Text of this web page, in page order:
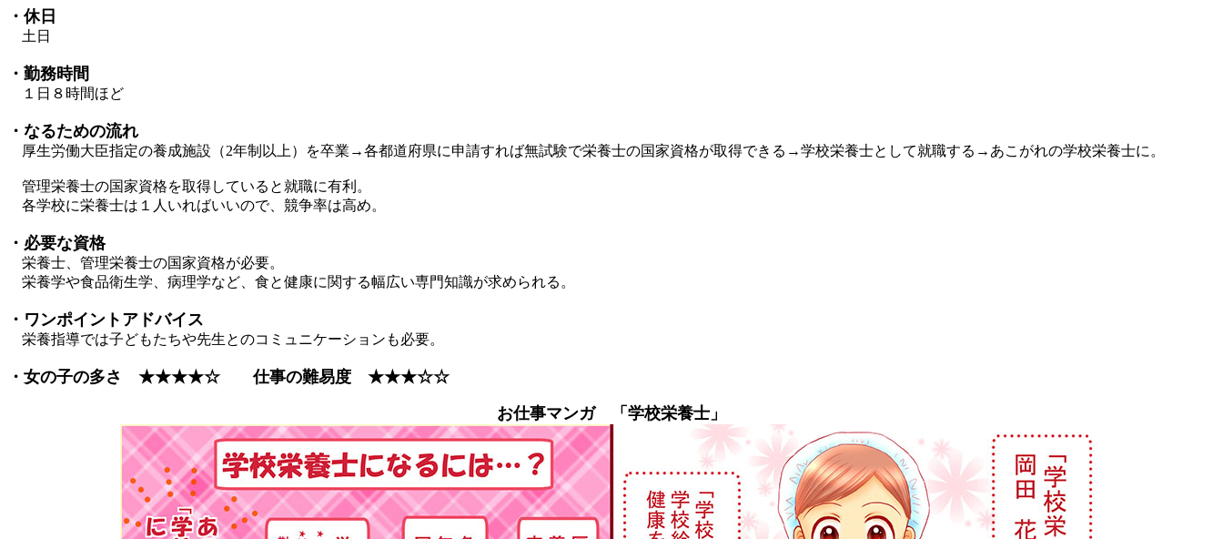
・休日
土日
・勤務時間
１日８時間ほど
・なるための流れ
厚生労働大臣指定の養成施設（2年制以上）を卒業→各都道府県に申請すれば無試験で栄養士の国家資格が取得できる→学校栄養士として就職する→あこがれの学校栄養士に。
管理栄養士の国家資格を取得していると就職に有利。
各学校に栄養士は１人いればいいので、競争率は高め。
・必要な資格
栄養士、管理栄養士の国家資格が必要。
栄養学や食品衛生学、病理学など、食と健康に関する幅広い専門知識が求められる。
・ワンポイントアドバイス
栄養指導では子どもたちや先生とのコミュニケーションも必要。
・女の子の多さ ★★★★☆ 仕事の難易度 ★★★☆☆
お仕事マンガ 「学校栄養士」